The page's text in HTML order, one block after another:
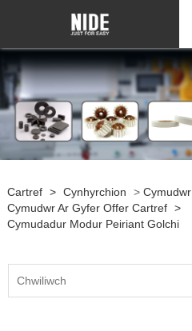
Cartref > Cynhyrchion > Cymudwr
Cymudwr Ar Gyfer Offer Cartref >
Cymudadur Modur Peiriant Golchi